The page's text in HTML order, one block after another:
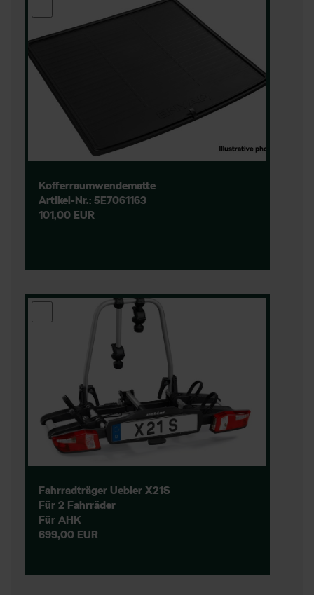
Kofferraumwendematte
Artikel-Nr.: 5E7061163
101,00 EUR
Fahrradträger Uebler X21S
Für 2 Fahrräder
Für AHK
699,00 EUR